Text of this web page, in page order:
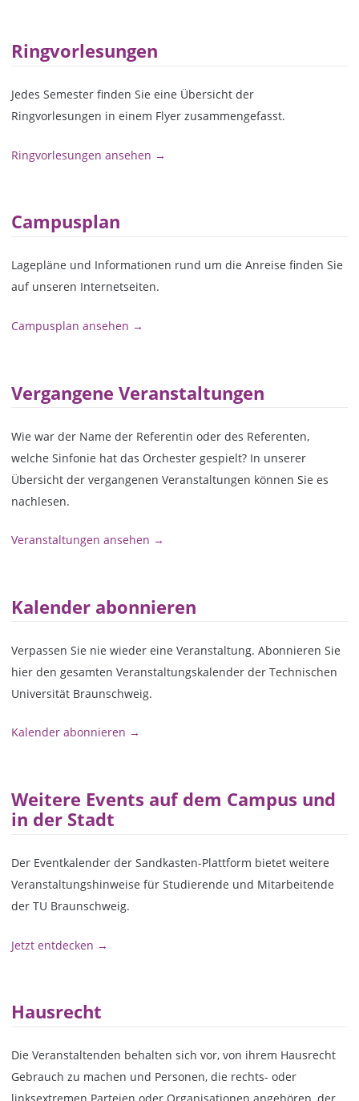
Ringvorlesungen
Jedes Semester finden Sie eine Übersicht der
Ringvorlesungen in einem Flyer zusammengefasst.
Ringvorlesungen ansehen →
Campusplan
Lagepläne und Informationen rund um die Anreise finden Sie
auf unseren Internetseiten.
Campusplan ansehen →
Vergangene Veranstaltungen
Wie war der Name der Referentin oder des Referenten,
welche Sinfonie hat das Orchester gespielt? In unserer
Übersicht der vergangenen Veranstaltungen können Sie es
nachlesen.
Veranstaltungen ansehen →
Kalender abonnieren
Verpassen Sie nie wieder eine Veranstaltung. Abonnieren Sie
hier den gesamten Veranstaltungskalender der Technischen
Universität Braunschweig.
Kalender abonnieren →
Weitere Events auf dem Campus und
in der Stadt
Der Eventkalender der Sandkasten-Plattform bietet weitere
Veranstaltungshinweise für Studierende und Mitarbeitende
der TU Braunschweig.
Jetzt entdecken →
Hausrecht
Die Veranstaltenden behalten sich vor, von ihrem Hausrecht
Gebrauch zu machen und Personen, die rechts- oder